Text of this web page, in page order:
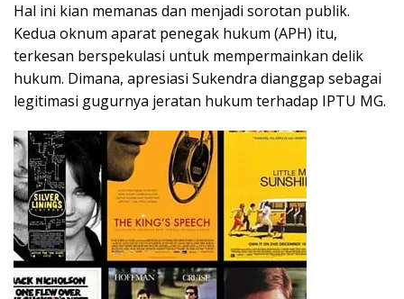
Hal ini kian memanas dan menjadi sorotan publik.
Kedua oknum aparat penegak hukum (APH) itu,
terkesan berspekulasi untuk mempermainkan delik
hukum. Dimana, apresiasi Sukendra dianggap sebagai
legitimasi gugurnya jeratan hukum terhadap IPTU MG.